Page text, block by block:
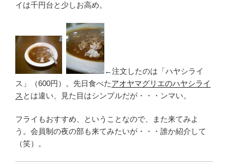
イは千円台と少しお高め。
←注文したのは「ハヤシライ
ス」（600円）。先日食べたアオヤマグリエのハヤシライ
ス とは違い、見た目はシンプルだが・・・ンマい。
フライもおすすめ、ということなので、また来てみよ
う。会員制の夜の部も来てみたいが・・・誰か紹介して
（笑）。